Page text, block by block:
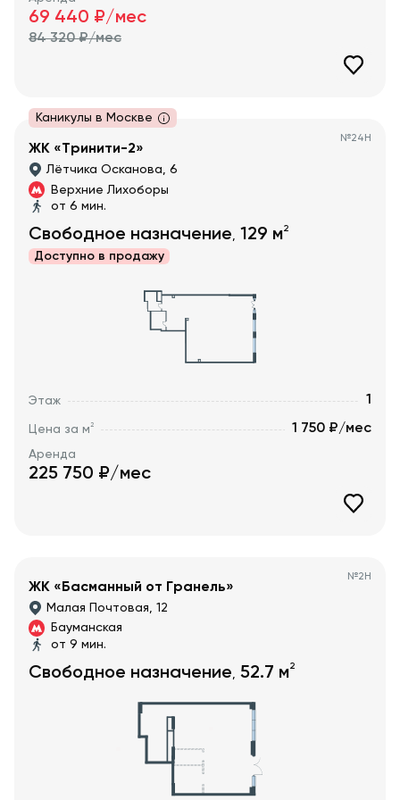
69 440 ₽/мес
84 320₽/мес
Каникулы в Москве
№24Н
ЖК «Тринити-2»
Лётчика Осканова, 6
Верхние Лихоборы
от 6 мин.
Свободное назначение, 129 м2
Доступно в продажу
Этаж 1
Цена за м2 1 750 ₽/мес
Аренда
225 750 ₽/мес
№2Н
ЖК «Басманный от Гранель»
Малая Почтовая, 12
Бауманская
от 9 мин.
Свободное назначение, 52.7 м2